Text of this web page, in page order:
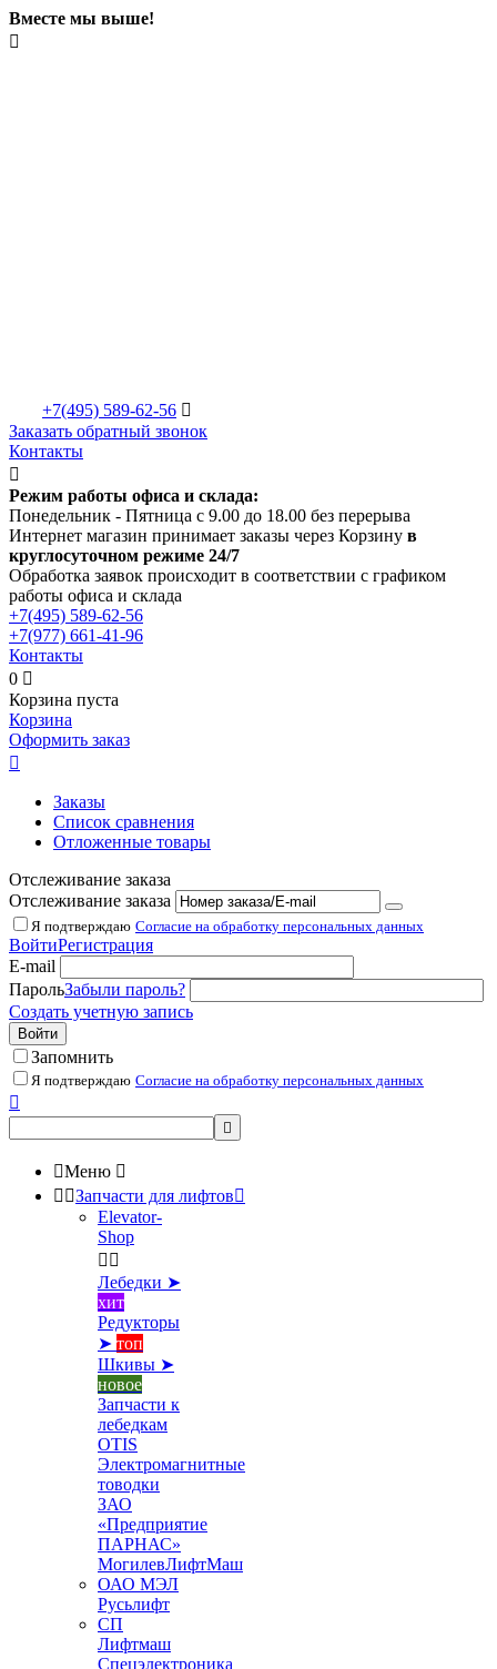
Вместе мы выше!

+7(495) 589-62-56 
Заказать обратный звонок
Контакты

Режим работы офиса и склада:
Понедельник - Пятница с 9.00 до 18.00 без перерыва
Интернет магазин принимает заказы через Корзину в
круглосуточном режиме 24/7
Обработка заявок происходит в соответствии с графиком
работы офиса и склада
+7(495) 589-62-56
+7(977) 661-41-96
Контакты
0 
Корзина пуста
Корзина
Оформить заказ

Заказы
Список сравнения
Отложенные товары
Отслеживание заказа
Отслеживание заказа
Я подтверждаю Согласие на обработку персональных данных
ВойтиРегистрация
E-mail
ПарольЗабыли пароль?
Создать учетную запись
Войти
Запомнить
Я подтверждаю Согласие на обработку персональных данных


Меню 
 Запчасти для лифтов
Elevator-
Shop
 
Лебедки ➤
хит
Редукторы
➤ топ
Шкивы ➤
новое
Запчасти к
лебедкам
OTIS
Электромагнитные
товодки
ЗАО
«Предприятие
ПАРНАС»
МогилевЛифтМаш
ОАО МЭЛ
Русьлифт
СП
Лифтмаш
Спецэлектроника